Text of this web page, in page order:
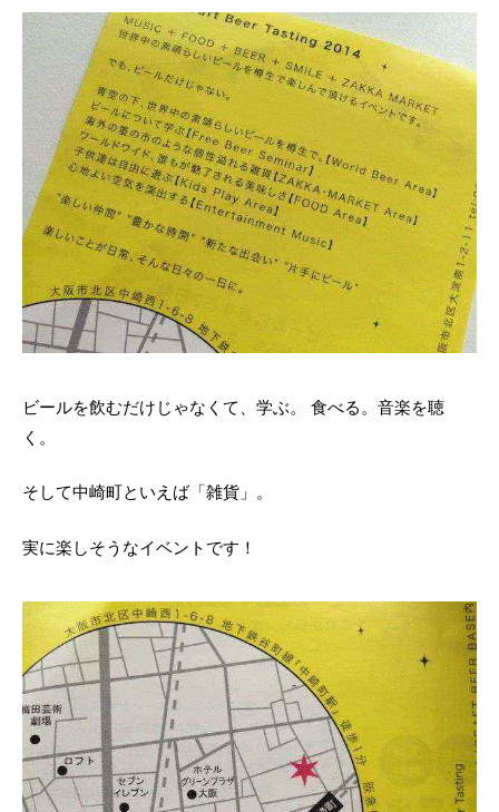
ビールを飲むだけじゃなくて、学ぶ。 食べる。音楽を聴
く。
そして中崎町といえば「雑貨」。
実に楽しそうなイベントです！